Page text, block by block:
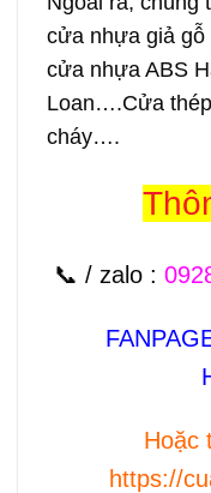
cửa nhựa giả
cửa nhựa ABS
Loan….Cửa
cháy….
📞 / zalo :
Hoặc
https://